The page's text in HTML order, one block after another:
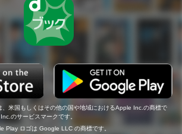
米国もしくはその他の国や地域におけるApple Inc.の商標で
のサービスマークです。
Play ロゴは Google LLC の商標です。